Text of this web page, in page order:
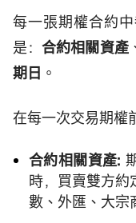
每一張期權合約
是：合約相關資產
期日 。
在每一次交易期權
合約相關資產:
時，買賣雙方約
數、外匯、大宗